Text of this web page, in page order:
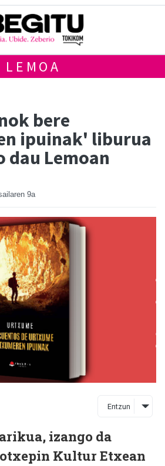
LEMOA
bere
ipuinak' liburua
Lemoan
9a
Entzun
izango da
Kultur Etxean